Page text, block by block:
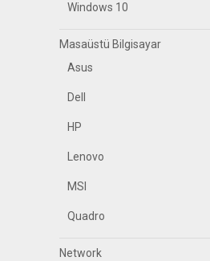
Windows 10
Masaüstü Bilgisayar
Asus
Dell
HP
Lenovo
MSI
Quadro
Network